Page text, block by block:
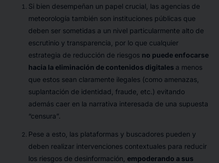
Si bien desempeñan un papel crucial, las agencias de
meteorología también son instituciones públicas que
deben ser sometidas a un nivel particularmente alto de
escrutinio y transparencia, por lo que cualquier
estrategia de reducción de riesgos no puede enfocarse
hacia la eliminación de contenidos digitales a menos
que estos sean claramente ilegales (como amenazas,
suplantación de identidad, fraude, etc.) evitando
además caer en la narrativa interesada de una supuesta
“censura”.
Pese a esto, las plataformas y buscadores pueden y
deben realizar intervenciones contextuales para reducir
los riesgos de desinformación, empoderando a sus